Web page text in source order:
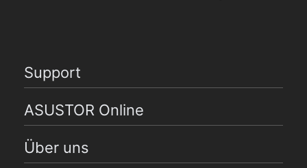
Support
ASUSTOR Online
Über uns